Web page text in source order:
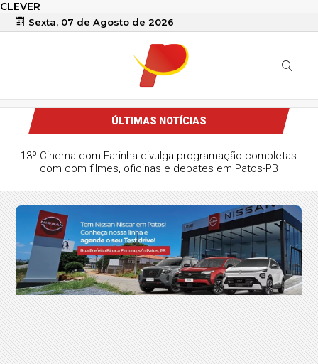
CLEVER
Sexta, 07 de Agosto de 2026
ÚLTIMAS NOTÍCIAS
13º Cinema com Farinha divulga programação completas
com com filmes, oficinas e debates em Patos-PB